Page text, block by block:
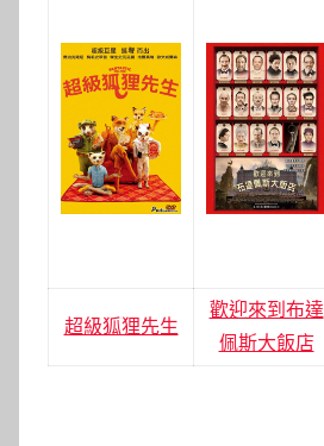
超級狐狸先生
歡迎來到布達
佩斯大飯店